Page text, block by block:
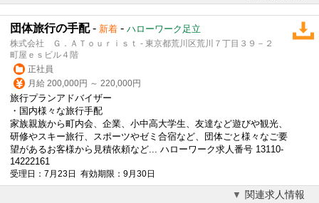
団体旅行の手配- 新着 - ハローワーク足立
株式会社 Ｇ．ＡＴｏｕｒｉｓｔ - 東京都荒川区荒川７丁目３９－２
町屋ｅｓビル４階
正社員
月給 200,000円 ～ 220,000円
旅行プランアドバイザー
・国内様々な旅行手配
家族親族から町内会、企業、小中高大学生、友達など遊びや観光、
研修やスキー旅行、スポーツやゼミ合宿など、団体ごと様々なご要
望があるお客様から見積依頼など... ハローワーク求人番号 13110-
14222161
受理日：7月23日 有効期限：9月30日
関連求人情報